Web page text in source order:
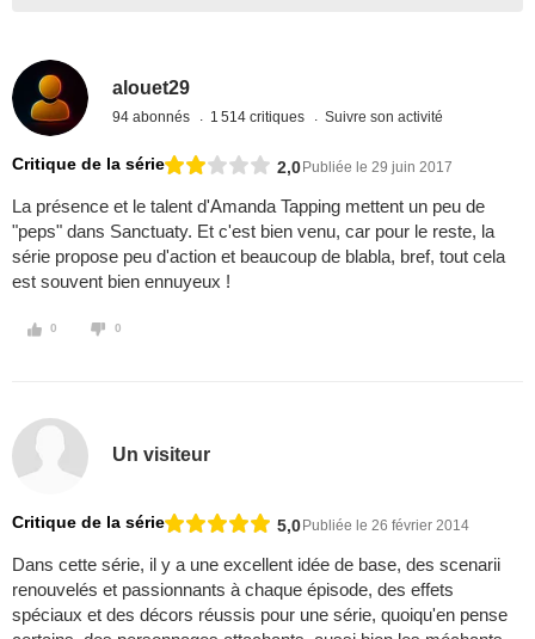
alouet29
94 abonnés 1 514 critiques Suivre son activité
Critique de la série 2,0 Publiée le 29 juin 2017
La présence et le talent d'Amanda Tapping mettent un peu de
"peps" dans Sanctuaty. Et c'est bien venu, car pour le reste, la
série propose peu d'action et beaucoup de blabla, bref, tout cela
est souvent bien ennuyeux !
0 0
Un visiteur
Critique de la série 5,0 Publiée le 26 février 2014
Dans cette série, il y a une excellent idée de base, des scenarii
renouvelés et passionnants à chaque épisode, des effets
spéciaux et des décors réussis pour une série, quoiqu'en pense